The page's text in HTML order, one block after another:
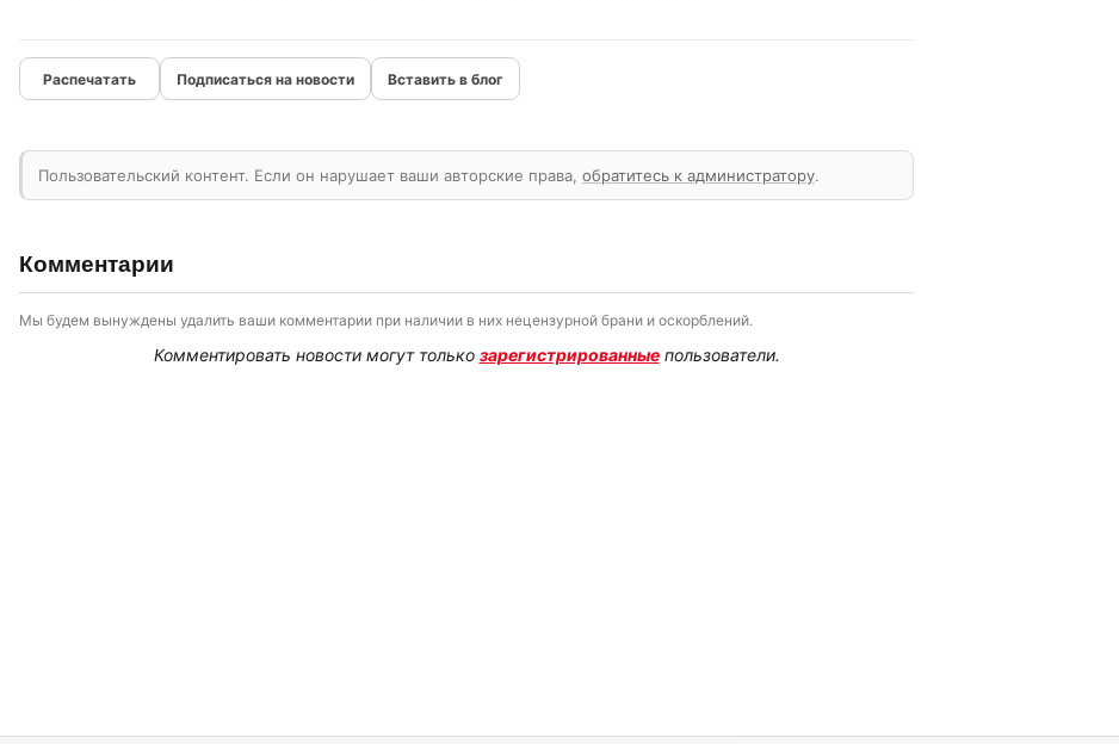
Подписаться на новости Вставить в блог
Пользовательский контент. Если он нарушает ваши авторские права, обратитесь к администратору.
Комментарии
Мы будем вынуждены удалить ваши комментарии при наличии в них нецензурной брани и оскорблений.
Комментировать новости могут только зарегистрированныепользователи.